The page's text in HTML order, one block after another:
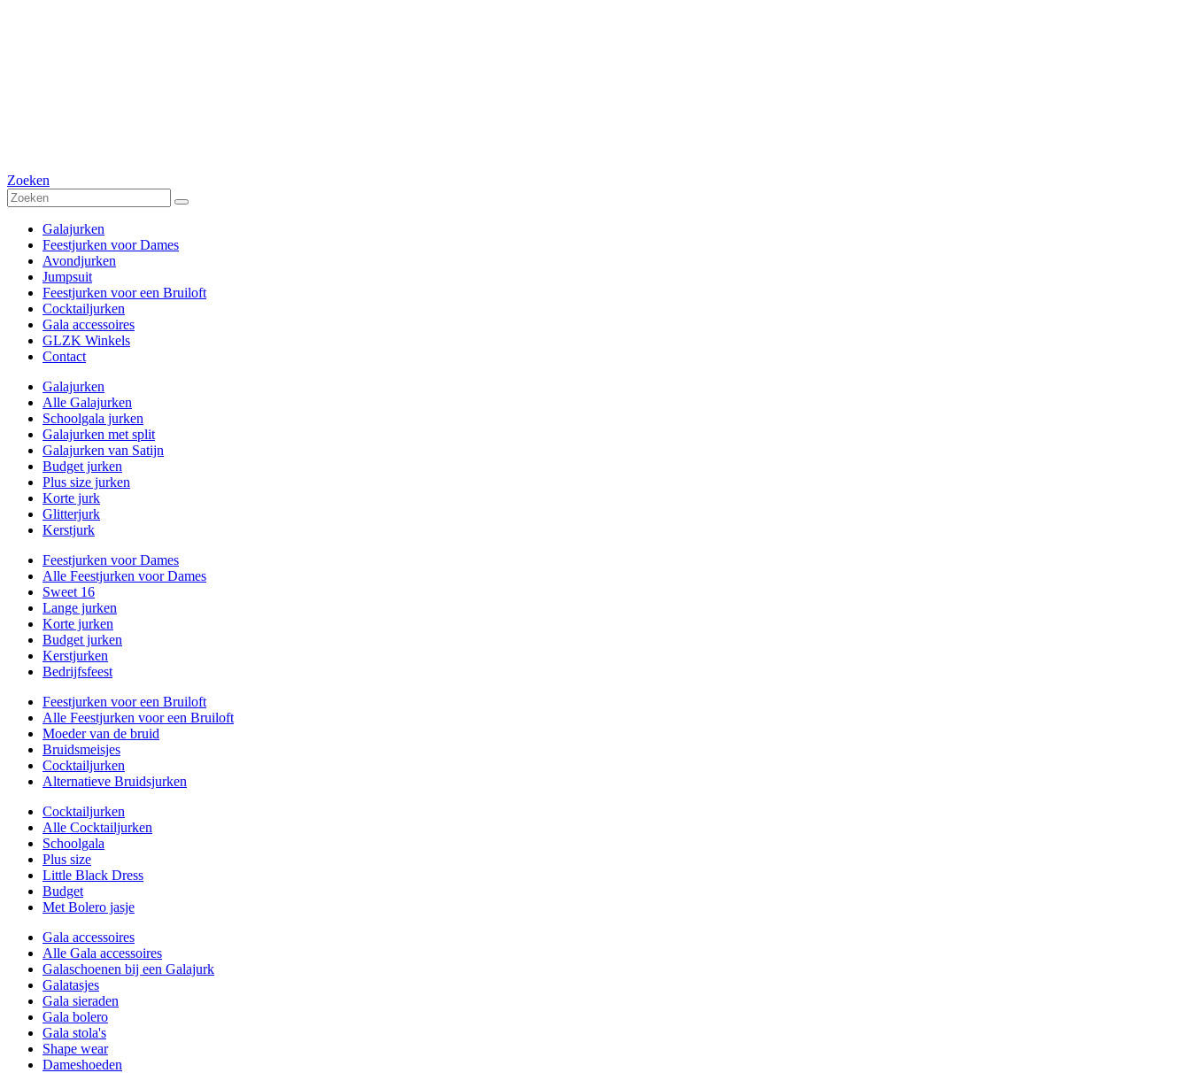
Zoeken
Galajurken
Feestjurken voor Dames
Avondjurken
Jumpsuit
Feestjurken voor een Bruiloft
Cocktailjurken
Gala accessoires
GLZK Winkels
Contact
Galajurken
Alle Galajurken
Schoolgala jurken
Galajurken met split
Galajurken van Satijn
Budget jurken
Plus size jurken
Korte jurk
Glitterjurk
Kerstjurk
Feestjurken voor Dames
Alle Feestjurken voor Dames
Sweet 16
Lange jurken
Korte jurken
Budget jurken
Kerstjurken
Bedrijfsfeest
Feestjurken voor een Bruiloft
Alle Feestjurken voor een Bruiloft
Moeder van de bruid
Bruidsmeisjes
Cocktailjurken
Alternatieve Bruidsjurken
Cocktailjurken
Alle Cocktailjurken
Schoolgala
Plus size
Little Black Dress
Budget
Met Bolero jasje
Gala accessoires
Alle Gala accessoires
Galaschoenen bij een Galajurk
Galatasjes
Gala sieraden
Gala bolero
Gala stola's
Shape wear
Dameshoeden